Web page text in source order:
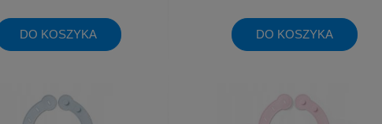
DO KOSZYKA DO KOSZYKA